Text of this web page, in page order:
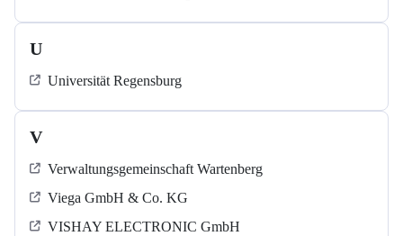
U
Universität Regensburg
V
Verwaltungsgemeinschaft Wartenberg
Viega GmbH & Co. KG
VISHAY ELECTRONIC GmbH